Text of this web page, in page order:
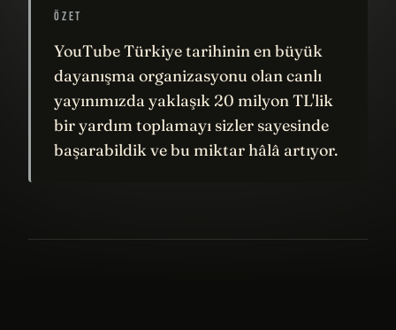
ÖZET
YouTube Türkiye tarihinin en büyük
dayanışma organizasyonu olan canlı
yayınımızda yaklaşık 20 milyon TL'lik
bir yardım toplamayı sizler sayesinde
başarabildik ve bu miktar hâlâ artıyor.